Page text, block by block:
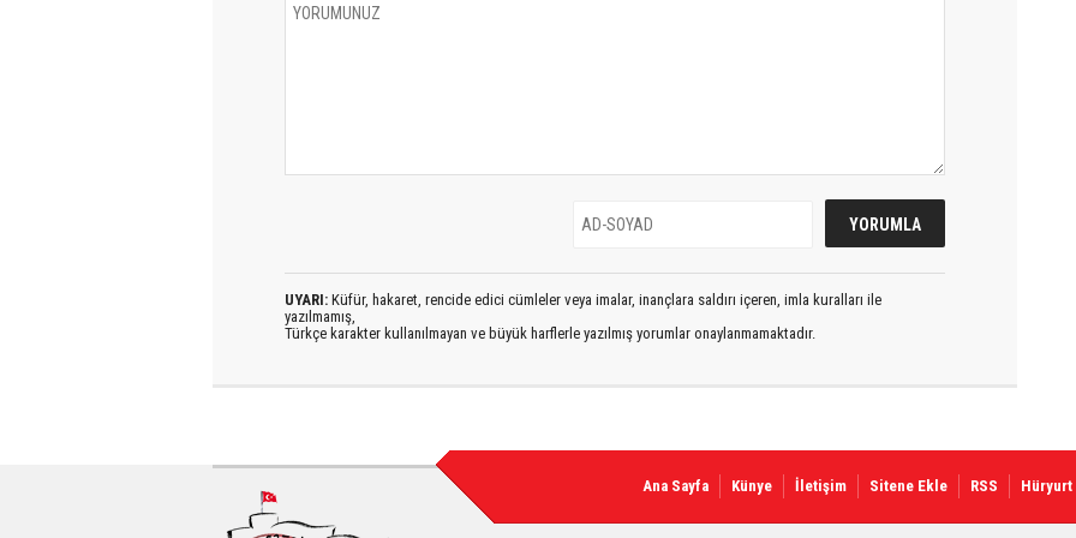
UYARI: Küfür, hakaret, rencide edici cümleler veya imalar, inançlara saldırı içeren, imla kuralları ile
yazılmamış,
Türkçe karakter kullanılmayan ve büyük harflerle yazılmış yorumlar onaylanmamaktadır.
Ana Sayfa Künye İletişim Sitene Ekle RSS Hüryurt